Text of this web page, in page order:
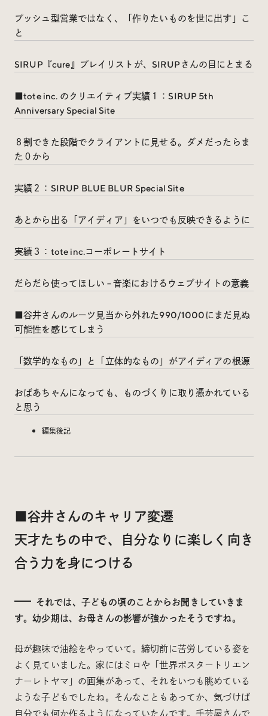
プッシュ型営業ではなく、「作りたいものを世に出す」こ
と
SIRUP『cure』プレイリストが、SIRUPさんの目にとまる
■tote inc. のクリエイティブ実績１：SIRUP 5th
Anniversary Special Site
８割できた段階でクライアントに見せる。ダメだったらま
た０から
実績２：SIRUP BLUE BLUR Special Site
あとから出る「アイディア」をいつでも反映できるように
実績３：tote inc.コーポレートサイト
だらだら使ってほしい – 音楽におけるウェブサイトの意義
■谷井さんのルーツ見当から外れた990/1000にまだ見ぬ
可能性を感じてしまう
「数学的なもの」と「立体的なもの」がアイディアの根源
おばあちゃんになっても、ものづくりに取り憑かれている
と思う
編集後記
■谷井さんのキャリア変遷
天才たちの中で、自分なりに楽しく向き
合う力を身につける
それでは、子どもの頃のことからお聞きしていきま
す。幼少期は、お母さんの影響が強かったそうですね。
母が趣味で油絵をやっていて。締切前に苦労している姿を
よく見ていました。家にはミロや「世界ポスタートリエン
ナーレトヤマ」の画集があって、それをいつも眺めている
ような子どもでしたね。そんなこともあってか、気づけば
自分でも何か作るようになっていたんです。手芸屋さんで